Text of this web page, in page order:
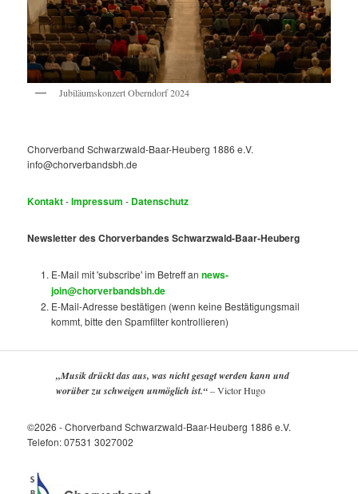
Jubiläumskonzert Oberndorf 2024
Chorverband Schwarzwald-Baar-Heuberg 1886 e.V.
info@chorverbandsbh.de
Kontakt-Impressum - Datenschutz
Newsletter des Chorverbandes Schwarzwald-Baar-Heuberg
E-Mail mit 'subscribe' im Betreff annews-
join@chorverbandsbh.de
E-Mail-Adresse bestätigen (wenn keine Bestätigungsmail
kommt, bitte den Spamfilter kontrollieren)
„Musik drückt das aus, was nicht gesagt werden kann und
worüber zu schweigen unmöglich ist.“–Victor Hugo
©2026 - Chorverband Schwarzwald-Baar-Heuberg 1886 e.V.
Telefon: 07531 3027002